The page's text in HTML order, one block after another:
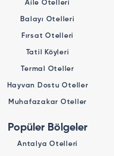
Aile Otelleri
Balayı Otelleri
Fırsat Otelleri
Tatil Köyleri
Termal Oteller
Hayvan Dostu Oteller
Muhafazakar Oteller
Popüler Bölgeler
Antalya Otelleri